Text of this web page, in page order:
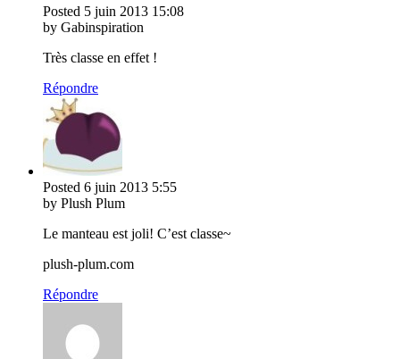
Posted 5 juin 2013 15:08
by Gabinspiration
Très classe en effet !
Répondre
Posted 6 juin 2013 5:55
by Plush Plum
Le manteau est joli! C’est classe~
plush-plum.com
Répondre